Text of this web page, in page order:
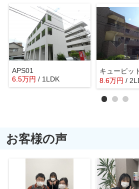
APS01
6.5万円 / 1LDK
キューピッ
8.6万円 /
お客様の声